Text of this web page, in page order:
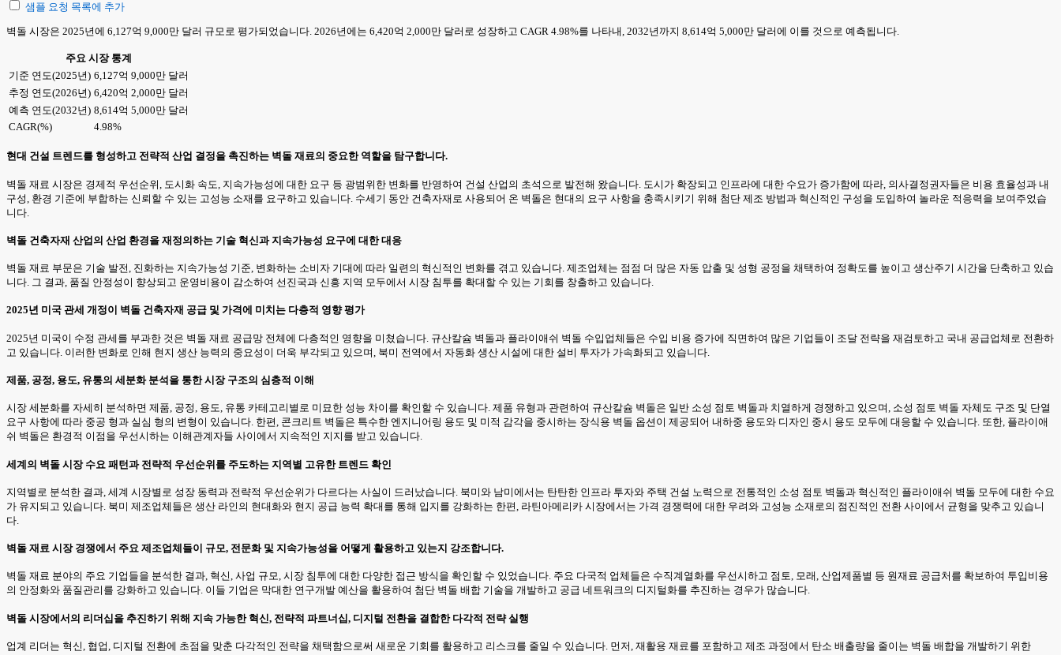
샘플 요청 목록에 추가
벽돌 시장은 2025년에 6,127억 9,000만 달러 규모로 평가되었습니다. 2026년에는 6,420억 2,000만 달러로 성장하고 CAGR 4.98%를 나타내, 2032년까지 8,614억 5,000만 달러에 이를 것으로 예측됩니다.
주요 시장 통계
기준 연도(2025년) 6,127억 9,000만 달러
추정 연도(2026년) 6,420억 2,000만 달러
예측 연도(2032년) 8,614억 5,000만 달러
CAGR(%)
4.98%
현대 건설 트렌드를 형성하고 전략적 산업 결정을 촉진하는 벽돌 재료의 중요한 역할을 탐구합니다.
벽돌 재료 시장은 경제적 우선순위, 도시화 속도, 지속가능성에 대한 요구 등 광범위한 변화를 반영하여 건설 산업의 초석으로 발전해 왔습니다. 도시가 확장되고 인프라에 대한 수요가 증가함에 따라, 의사결정권자들은 비용 효율성과 내
구성, 환경 기준에 부합하는 신뢰할 수 있는 고성능 소재를 요구하고 있습니다. 수세기 동안 건축자재로 사용되어 온 벽돌은 현대의 요구 사항을 충족시키기 위해 첨단 제조 방법과 혁신적인 구성을 도입하여 놀라운 적응력을 보여주었습
니다.
벽돌 건축자재 산업의 산업 환경을 재정의하는 기술 혁신과 지속가능성 요구에 대한 대응
벽돌 재료 부문은 기술 발전, 진화하는 지속가능성 기준, 변화하는 소비자 기대에 따라 일련의 혁신적인 변화를 겪고 있습니다. 제조업체는 점점 더 많은 자동 압출 및 성형 공정을 채택하여 정확도를 높이고 생산주기 시간을 단축하고 있습
니다. 그 결과, 품질 안정성이 향상되고 운영비용이 감소하여 선진국과 신흥 지역 모두에서 시장 침투를 확대할 수 있는 기회를 창출하고 있습니다.
2025년 미국 관세 개정이 벽돌 건축자재 공급 및 가격에 미치는 다층적 영향 평가
2025년 미국이 수정 관세를 부과한 것은 벽돌 재료 공급망 전체에 다층적인 영향을 미쳤습니다. 규산칼슘 벽돌과 플라이애쉬 벽돌 수입업체들은 수입 비용 증가에 직면하여 많은 기업들이 조달 전략을 재검토하고 국내 공급업체로 전환하
고 있습니다. 이러한 변화로 인해 현지 생산 능력의 중요성이 더욱 부각되고 있으며, 북미 전역에서 자동화 생산 시설에 대한 설비 투자가 가속화되고 있습니다.
제품, 공정, 용도, 유통의 세분화 분석을 통한 시장 구조의 심층적 이해
시장 세분화를 자세히 분석하면 제품, 공정, 용도, 유통 카테고리별로 미묘한 성능 차이를 확인할 수 있습니다. 제품 유형과 관련하여 규산칼슘 벽돌은 일반 소성 점토 벽돌과 치열하게 경쟁하고 있으며, 소성 점토 벽돌 자체도 구조 및 단열
요구 사항에 따라 중공 형과 실심 형의 변형이 있습니다. 한편, 콘크리트 벽돌은 특수한 엔지니어링 용도 및 미적 감각을 중시하는 장식용 벽돌 옵션이 제공되어 내하중 용도와 디자인 중시 용도 모두에 대응할 수 있습니다. 또한, 플라이애
쉬 벽돌은 환경적 이점을 우선시하는 이해관계자들 사이에서 지속적인 지지를 받고 있습니다.
세계의 벽돌 시장 수요 패턴과 전략적 우선순위를 주도하는 지역별 고유한 트렌드 확인
지역별로 분석한 결과, 세계 시장별로 성장 동력과 전략적 우선순위가 다르다는 사실이 드러났습니다. 북미와 남미에서는 탄탄한 인프라 투자와 주택 건설 노력으로 전통적인 소성 점토 벽돌과 혁신적인 플라이애쉬 벽돌 모두에 대한 수요
가 유지되고 있습니다. 북미 제조업체들은 생산 라인의 현대화와 현지 공급 능력 확대를 통해 입지를 강화하는 한편, 라틴아메리카 시장에서는 가격 경쟁력에 대한 우려와 고성능 소재로의 점진적인 전환 사이에서 균형을 맞추고 있습니
다.
벽돌 재료 시장 경쟁에서 주요 제조업체들이 규모, 전문화 및 지속가능성을 어떻게 활용하고 있는지 강조합니다.
벽돌 재료 분야의 주요 기업들을 분석한 결과, 혁신, 사업 규모, 시장 침투에 대한 다양한 접근 방식을 확인할 수 있었습니다. 주요 다국적 업체들은 수직계열화를 우선시하고 점토, 모래, 산업제품별 등 원재료 공급처를 확보하여 투입비용
의 안정화와 품질관리를 강화하고 있습니다. 이들 기업은 막대한 연구개발 예산을 활용하여 첨단 벽돌 배합 기술을 개발하고 공급 네트워크의 디지털화를 추진하는 경우가 많습니다.
벽돌 시장에서의 리더십을 추진하기 위해 지속 가능한 혁신, 전략적 파트너십, 디지털 전환을 결합한 다각적 전략 실행
업계 리더는 혁신, 협업, 디지털 전환에 초점을 맞춘 다각적인 전략을 채택함으로써 새로운 기회를 활용하고 리스크를 줄일 수 있습니다. 먼저, 재활용 재료를 포함하고 제조 과정에서 탄소 배출량을 줄이는 벽돌 배합을 개발하기 위한